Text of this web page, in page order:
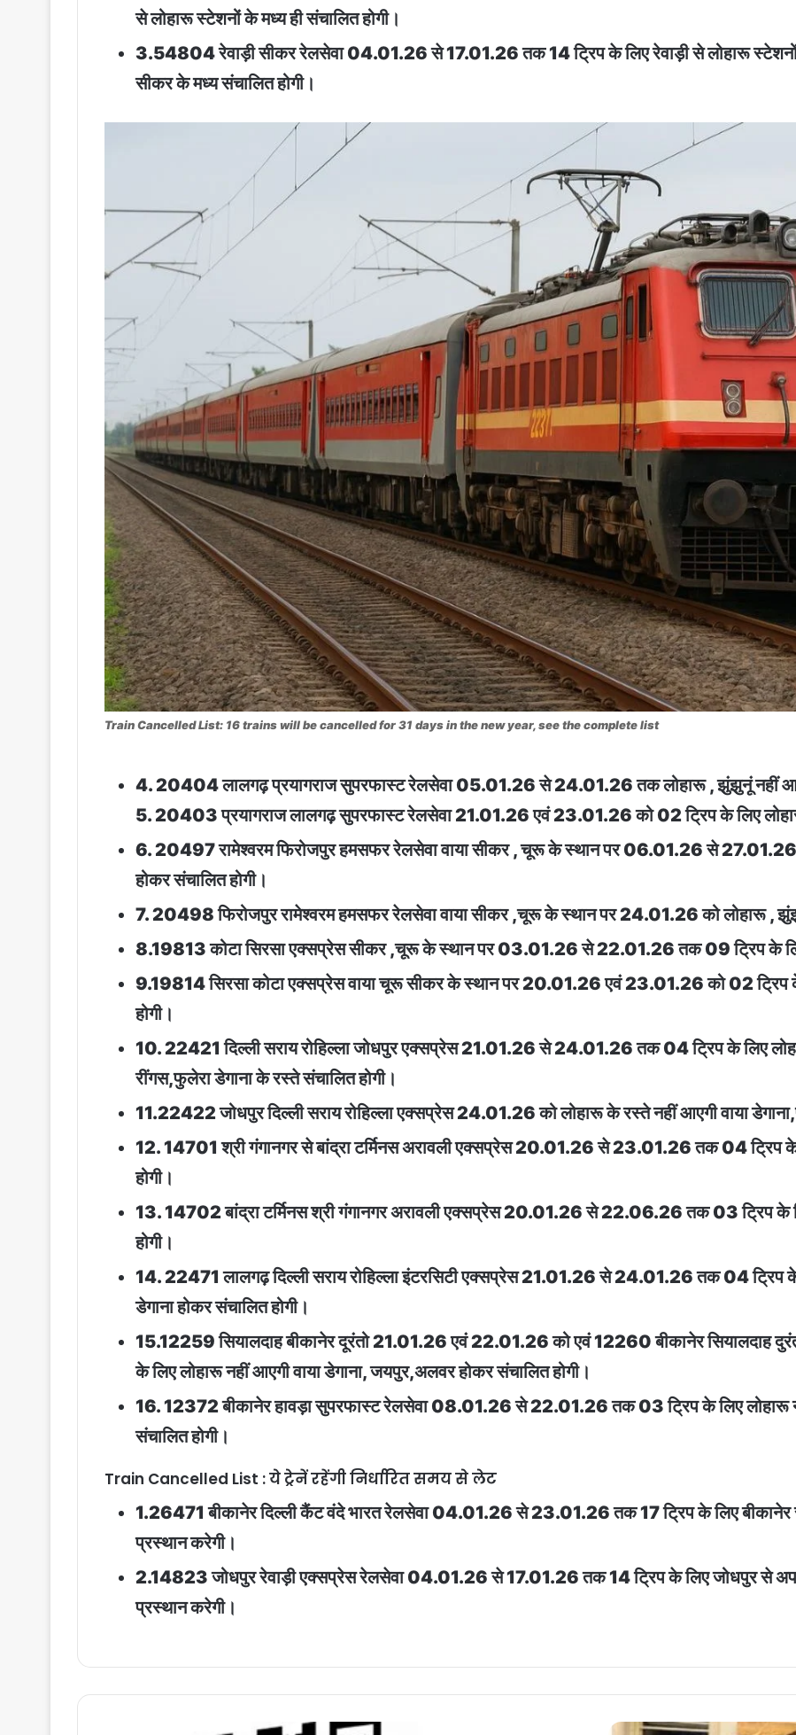
से लोहारू स्टेशनों के मध्य ही संचालित होगी।
3.54804 रेवाड़ी सीकर रेलसेवा 04.01.26 से 17.01.26 तक 14 ट्रिप के लिए रेवाड़ी से लोहारू स्टेशनों के
सीकर के मध्य संचालित होगी।
Train Cancelled List: 16 trains will be cancelled for 31 days in the new year, see the complete list
4. 20404 लालगढ़ प्रयागराज सुपरफास्ट रेलसेवा 05.01.26 से 24.01.26 तक लोहारू , झुंझुनूं नहीं
5. 20403 प्रयागराज लालगढ़ सुपरफास्ट रेलसेवा 21.01.26 एवं 23.01.26 को 02 ट्रिप के लिए
6. 20497 रामेश्वरम फिरोजपुर हमसफर रेलसेवा वाया सीकर , चूरू के स्थान पर 06.01.26 से
होकर संचालित होगी।
7. 20498 फिरोजपुर रामेश्वरम हमसफर रेलसेवा वाया सीकर ,चूरू के स्थान पर 24.01.26 को लोहारू ,
8.19813 कोटा सिरसा एक्सप्रेस सीकर ,चूरू के स्थान पर 03.01.26 से 22.01.26 तक 09 ट्रिप के
9.19814 सिरसा कोटा एक्सप्रेस वाया चूरू सीकर के स्थान पर 20.01.26 एवं 23.01.26 को 02 ट्रिप
होगी।
10. 22421 दिल्ली सराय रोहिल्ला जोधपुर एक्सप्रेस 21.01.26 से 24.01.26 तक 04 ट्रिप के लिए
रींगस,फुलेरा डेगाना के रस्ते संचालित होगी।
11.22422 जोधपुर दिल्ली सराय रोहिल्ला एक्सप्रेस 24.01.26 को लोहारू के रस्ते नहीं आएगी वाया
12. 14701 श्री गंगानगर से बांद्रा टर्मिनस अरावली एक्सप्रेस 20.01.26 से 23.01.26 तक 04 ट्रिप
होगी।
13. 14702 बांद्रा टर्मिनस श्री गंगानगर अरावली एक्सप्रेस 20.01.26 से 22.06.26 तक 03 ट्रिप के
होगी।
14. 22471 लालगढ़ दिल्ली सराय रोहिल्ला इंटरसिटी एक्सप्रेस 21.01.26 से 24.01.26 तक 04 ट्रिप के
डेगाना होकर संचालित होगी।
15.12259 सियालदाह बीकानेर दूरंतो 21.01.26 एवं 22.01.26 को एवं 12260 बीकानेर
के लिए लोहारू नहीं आएगी वाया डेगाना, जयपुर,अलवर होकर संचालित होगी।
16. 12372 बीकानेर हावड़ा सुपरफास्ट रेलसेवा 08.01.26 से 22.01.26 तक 03 ट्रिप के लिए लोहारू
संचालित होगी।
Train Cancelled List : ये ट्रेनें रहेंगी निर्धारित समय से लेट
1.26471 बीकानेर दिल्ली कैंट वंदे भारत रेलसेवा 04.01.26 से 23.01.26 तक 17 ट्रिप के लिए बीकानेर
प्रस्थान करेगी।
2.14823 जोधपुर रेवाड़ी एक्सप्रेस रेलसेवा 04.01.26 से 17.01.26 तक 14 ट्रिप के लिए जोधपुर से अपने
प्रस्थान करेगी।
Hema